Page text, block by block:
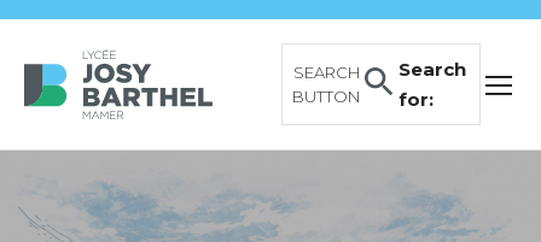
Search
for:
SEARCH
BUTTON